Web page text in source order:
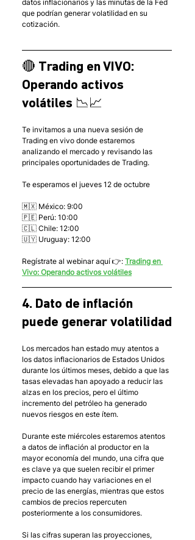
datos inflacionarios y las minutas de la Fed
que podrían generar volatilidad en su
cotización.
🔴 Trading en VIVO:
Operando activos
volátiles 📉📈
Te invitamos a una nueva sesión de
Trading en vivo donde estaremos
analizando el mercado y revisando las
principales oportunidades de Trading.
Te esperamos el jueves 12 de octubre
🇲🇽 México: 9:00
🇵🇪 Perú: 10:00
🇨🇱 Chile: 12:00
🇺🇾 Uruguay: 12:00
Regístrate al webinar aquí 👉: Trading en
Vivo: Operando activos volátiles
4. Dato de inflación
puede generar volatilidad
Los mercados han estado muy atentos a
los datos inflacionarios de Estados Unidos
durante los últimos meses, debido a que las
tasas elevadas han apoyado a reducir las
alzas en los precios, pero el último
incremento del petróleo ha generado
nuevos riesgos en este ítem.
Durante este miércoles estaremos atentos
a datos de inflación al productor en la
mayor economía del mundo, una cifra que
es clave ya que suelen recibir el primer
impacto cuando hay variaciones en el
precio de las energías, mientras que estos
cambios de precios repercuten
posteriormente a los consumidores.
Si las cifras superan las proyecciones,